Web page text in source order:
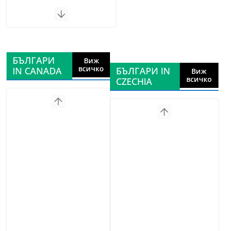
БЪЛГАРИ
IN CANADA
Виж
всичко
БЪЛГАРИ IN
CZECHIA
Виж
всичко